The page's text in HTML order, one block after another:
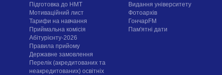
Підготовка до НМТ
Мотиваційний лист
Тарифи на навчання
Приймальна комісія
Абітурієнту-2026
Правила прийому
Державне замовлення
Перелік (акредитованих та
неакредитованих) освітніх
Видання університету
Фотоархів
ГончарFM
Пам'ятні дати